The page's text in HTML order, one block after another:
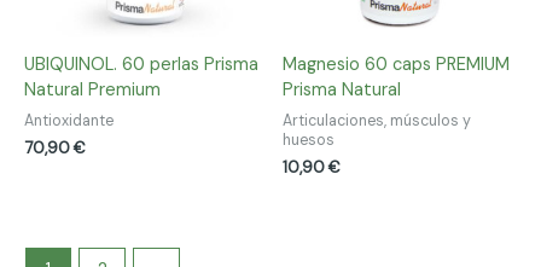
UBIQUINOL. 60 perlas Prisma
Natural Premium
Antioxidante
70,90€
Magnesio 60 caps PREMIUM
Prisma Natural
Articulaciones, músculos y
huesos
10,90€